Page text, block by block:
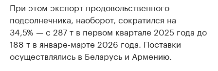
При этом экспорт продовольственного
подсолнечника, наоборот, сократился на
34,5% — с 287 т в первом квартале 2025 года до
188 т в январе-марте 2026 года. Поставки
осуществлялись в Беларусь и Армению.